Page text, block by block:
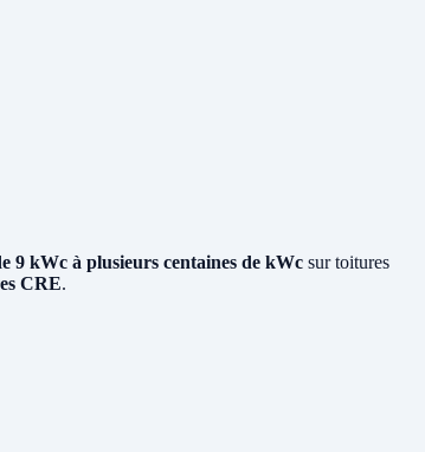
9 kWc à plusieurs centaines de kWc sur toitures
CRE.